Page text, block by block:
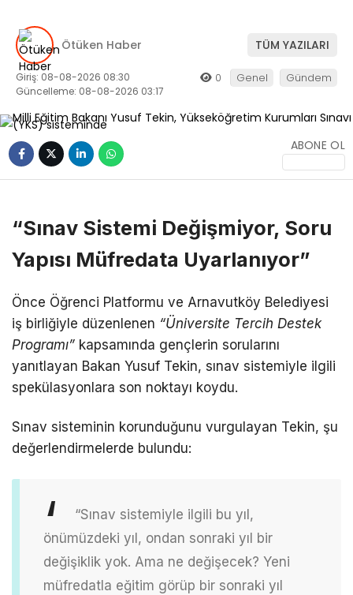
Ötüken Haber TÜM YAZILARI
Giriş: 08-08-2026 08:30
Güncelleme: 08-08-2026 03:17
0 Genel Gündem
ABONE OL
“Sınav Sistemi Değişmiyor, Soru
Yapısı Müfredata Uyarlanıyor”
Önce Öğrenci Platformu ve Arnavutköy Belediyesi
iş birliğiyle düzenlenen “Üniversite Tercih Destek
Programı” kapsamında gençlerin sorularını
yanıtlayan Bakan Yusuf Tekin, sınav sistemiyle ilgili
spekülasyonlara son noktayı koydu.
Sınav sisteminin korunduğunu vurgulayan Tekin, şu
değerlendirmelerde bulundu:
“Sınav sistemiyle ilgili bu yıl,
önümüzdeki yıl, ondan sonraki yıl bir
değişiklik yok. Ama ne değişecek? Yeni
müfredatla eğitim görüp bir sonraki yıl